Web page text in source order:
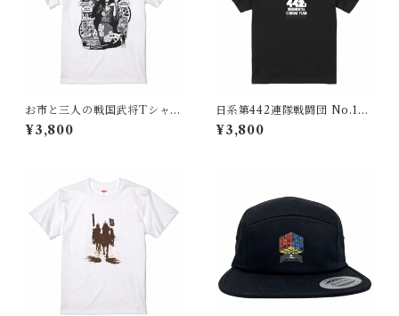
お市と三人の戦国武将Tシャツ
（戦国時代 日本）
¥3,800
日系第442連隊戦闘団 No.1
【現代 米国】Tシャツ（黒）
¥3,800